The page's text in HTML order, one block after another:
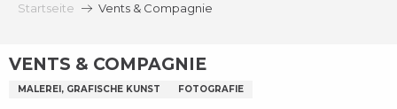
Startseite Vents & Compagnie
VENTS & COMPAGNIE
MALEREI, GRAFISCHE KUNST FOTOGRAFIE